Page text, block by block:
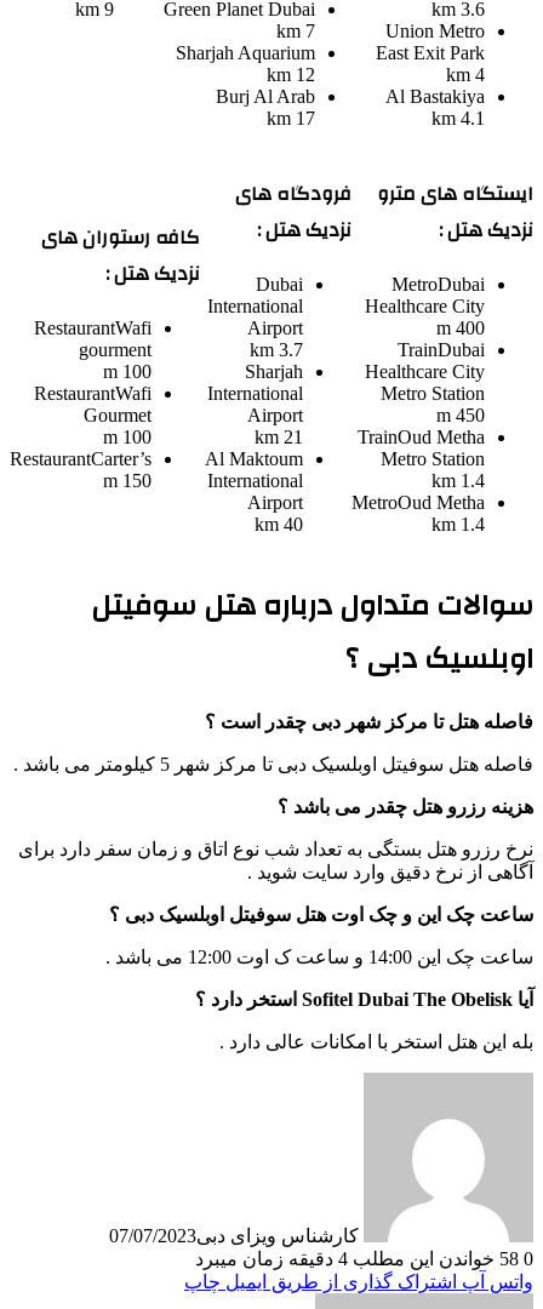
3.6 km
Union Metro
East Exit Park
4 km
Al Bastakiya
4.1 km
Green Planet Dubai
7 km
Sharjah Aquarium
12 km
Burj Al Arab
17 km
9 km
ایستگاه های مترو
نزدیک هتل :
MetroDubai
Healthcare City
400 m
TrainDubai
Healthcare City
Metro Station
450 m
TrainOud Metha
Metro Station
1.4 km
MetroOud Metha
1.4 km
فرودگاه های
نزدیک هتل :
Dubai
International
Airport
3.7 km
Sharjah
International
Airport
21 km
Al Maktoum
International
Airport
40 km
کافه رستوران های
نزدیک هتل :
RestaurantWafi
gourment
100 m
RestaurantWafi
Gourmet
100 m
RestaurantCarter’s
150 m
سوالات متداول درباره هتل سوفیتل
اوبلسیک دبی ؟
فاصله هتل تا مرکز شهر دبی چقدر است ؟
فاصله هتل سوفیتل اوبلسیک دبی تا مرکز شهر 5 کیلومتر می باشد .
هزینه رزرو هتل چقدر می باشد ؟
نرخ رزرو هتل بستگی به تعداد شب نوع اتاق و زمان سفر دارد برای
آگاهی از نرخ دقیق وارد سایت شوید .
ساعت چک این و چک اوت هتل سوفیتل اوبلسیک دبی ؟
ساعت چک این 14:00 و ساعت ک اوت 12:00 می باشد .
آیا Sofitel Dubai The Obelisk استخر دارد ؟
بله این هتل استخر با امکانات عالی دارد .
کارشناس ویزای دبی07/07/2023
0
خواندن این مطلب 4 دقیقه زمان میبرد
واتس آپ اشتراک گذاری از طریق ایمیل چاپ